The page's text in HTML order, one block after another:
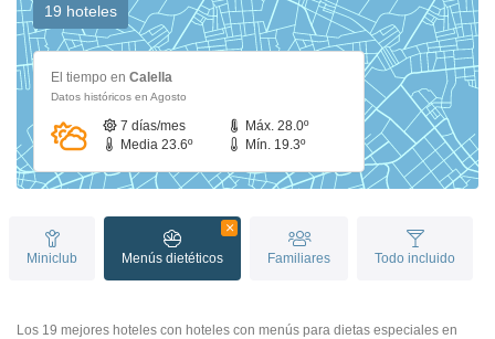
19 hoteles
El tiempo en Calella
Datos históricos en Agosto
7 días/mes
Máx. 28.0º
Media 23.6º
Mín. 19.3º
Miniclub Menús dietéticos Familiares Todo incluido
Los 19 mejores hoteles con hoteles con menús para dietas especiales en